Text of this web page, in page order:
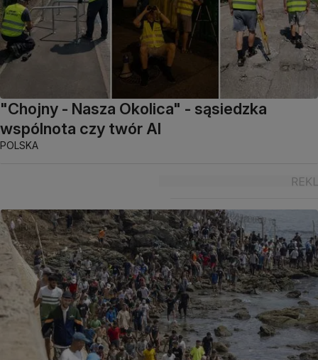
"Chojny - Nasza Okolica" - sąsiedzka
wspólnota czy twór AI
POLSKA